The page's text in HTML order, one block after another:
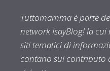
Tuttomamma è parte
network IsayBlog! la
siti tematici di
contano sul contributo